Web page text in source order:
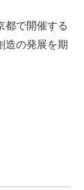
都で開催する
造の発展を期